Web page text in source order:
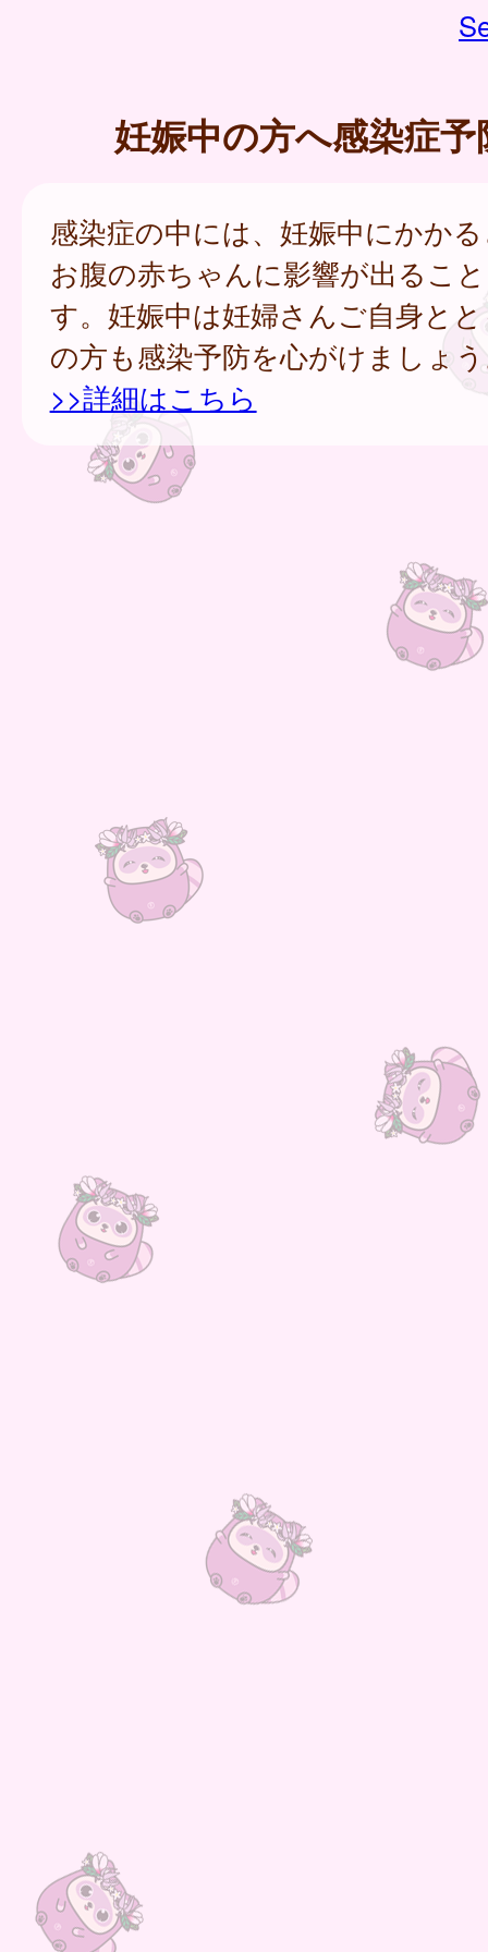
妊娠中の方へ感染症予
感染症の中には、妊娠中にかか
お腹の赤ちゃんに影響が出るこ
す。妊娠中は妊婦さんご自身と
の方も感染予防を心がけましょ
>>詳細はこちら